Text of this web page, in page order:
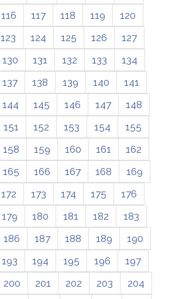
116 117 118 119
120
123 124 125 126
127
130 131 132 133
134
137 138 139 140
141
144 145 146 147
148
151 152 153 154
155
158 159 160 161
162
165 166 167 168
169
172 173 174 175
176
179 180 181 182
183
186 187 188 189
190
193 194 195 196
197
200 201 202 203
204